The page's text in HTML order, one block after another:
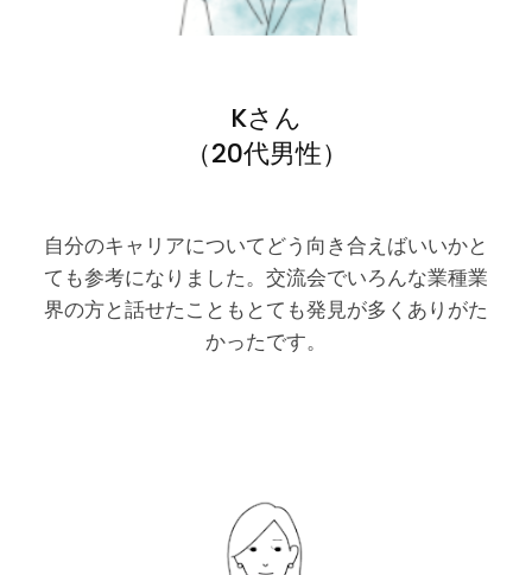
Kさん
（20代男性）
自分のキャリアについてどう向き合えばいいかと
ても参考になりました。交流会でいろんな業種業
界の方と話せたこともとても発見が多くありがた
かったです。